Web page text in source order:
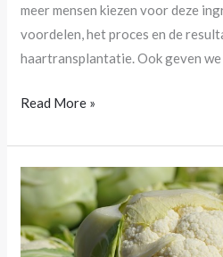
meer mensen kiezen voor deze
voordelen, het proces en de
haartransplantatie. Ook geven
Read More »
wanneer
bloemkool
oogsten?